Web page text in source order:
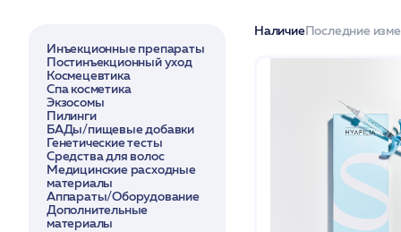
Инъекционные препараты
Постинъекционный уход
Космецевтика
Спа косметика
Экзосомы
Пилинги
БАДы/пищевые добавки
Генетические тесты
Средства для волос
Медицинские расходные
материалы
Аппараты/Оборудование
Дополнительные
материалы
НаличиеПоследние